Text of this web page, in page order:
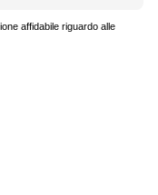
affidabile riguardo alle